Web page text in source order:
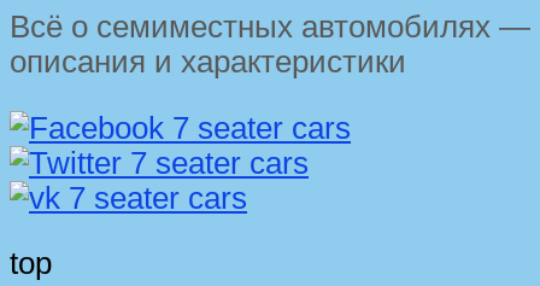
Всё о семиместных автомобилях —
описания и характеристики
top